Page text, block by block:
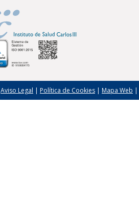
Aviso Legal | Política de Cookies | Mapa Web |